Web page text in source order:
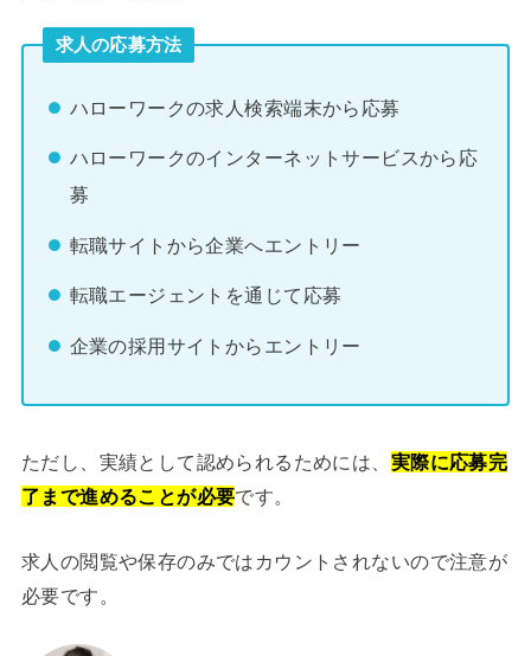
求人の応募方法
ハローワークの求人検索端末から応募
ハローワークのインターネットサービスから応
募
転職サイトから企業へエントリー
転職エージェントを通じて応募
企業の採用サイトからエントリー
ただし、実績として認められるためには、 実際に応募完
了まで進めることが必要です。
求人の閲覧や保存のみではカウントされないので注意が
必要です。